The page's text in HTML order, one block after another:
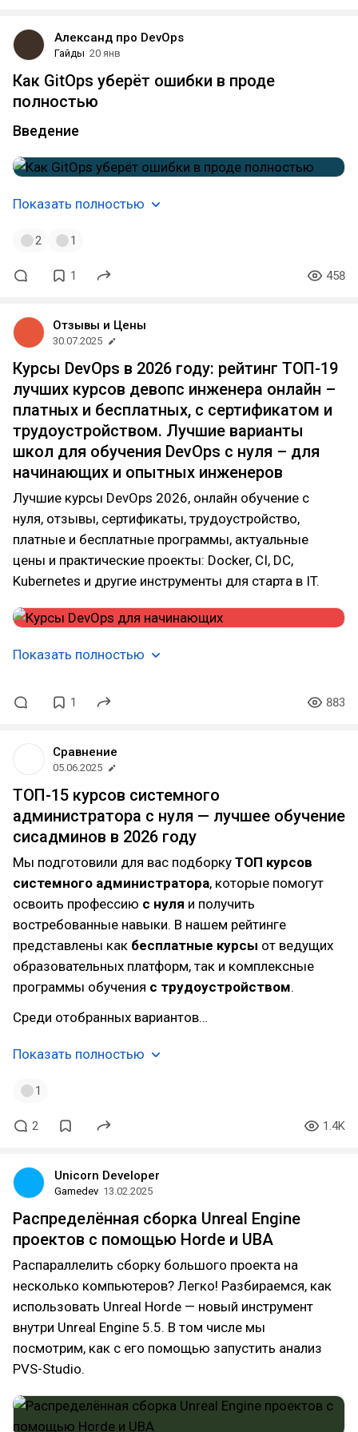
Александ про DevOps
Гайды 20 янв
Как GitOps уберёт ошибки в проде
полностью
Введение
Показать полностью
2 1
1 458
Отзывы и Цены
30.07.2025
Курсы DevOps в 2026 году: рейтинг ТОП-19
лучших курсов девопс инженера онлайн –
платных и бесплатных, с сертификатом и
трудоустройством. Лучшие варианты
школ для обучения DevOps с нуля – для
начинающих и опытных инженеров
Лучшие курсы DevOps 2026, онлайн обучение с
нуля, отзывы, сертификаты, трудоустройство,
платные и бесплатные программы, актуальные
цены и практические проекты: Docker, CI, DC,
Kubernetes и другие инструменты для старта в IT.
Показать полностью
1 883
Сравнение
05.06.2025
ТОП-15 курсов системного
администратора с нуля — лучшее обучение
сисадминов в 2026 году
Мы подготовили для вас подборку ТОП курсов
системного администратора, которые помогут
освоить профессию с нуля и получить
востребованные навыки. В нашем рейтинге
представлены как бесплатные курсы от ведущих
образовательных платформ, так и комплексные
программы обучения с трудоустройством.
Среди отобранных вариантов…
Показать полностью
1
2 1.4K
Unicorn Developer
Gamedev 13.02.2025
Распределённая сборка Unreal Engine
проектов с помощью Horde и UBA
Распараллелить сборку большого проекта на
несколько компьютеров? Легко! Разбираемся, как
использовать Unreal Horde — новый инструмент
внутри Unreal Engine 5.5. В том числе мы
посмотрим, как с его помощью запустить анализ
PVS-Studio.